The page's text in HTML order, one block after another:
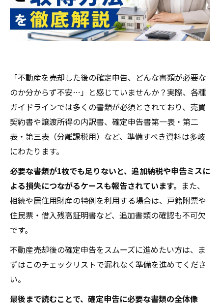
「不動産を売却した後の確定申告、どんな書類が必要な
のか分からず不安…」と感じていませんか？実際、各種
ガイドラインでは多くの書類が必須とされており、売買
契約書や譲渡所得の内訳書、確定申告書第一表・第二
表・第三表（分離課税用）など、準備すべき資料は多岐
にわたります。
必要な書類が1枚でも足りないと、追加納税や申告ミスに
よる損失につながるケースも報告されています。 また、
相続や居住用財産の特例を利用する場合は、戸籍附票や
住民票・借入残高証明書など、追加書類の確認も不可欠
です。
不動産売却後の確定申告をスムーズに進めたい方は、ま
ずはこのチェックリストで漏れなく準備を進めてくださ
い。
最後まで読むことで、確定申告に必要な書類の全体像